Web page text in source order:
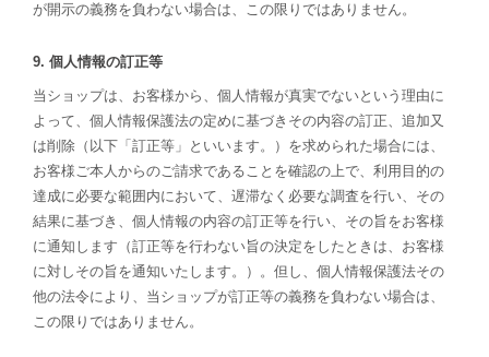
が開示の義務を負わない場合は、この限りではありません。
9. 個人情報の訂正等
当ショップは、お客様から、個人情報が真実でないという理由に
よって、個人情報保護法の定めに基づきその内容の訂正、追加又
は削除（以下「訂正等」といいます。）を求められた場合には、
お客様ご本人からのご請求であることを確認の上で、利用目的の
達成に必要な範囲内において、遅滞なく必要な調査を行い、その
結果に基づき、個人情報の内容の訂正等を行い、その旨をお客様
に通知します（訂正等を行わない旨の決定をしたときは、お客様
に対しその旨を通知いたします。）。但し、個人情報保護法その
他の法令により、当ショップが訂正等の義務を負わない場合は、
この限りではありません。